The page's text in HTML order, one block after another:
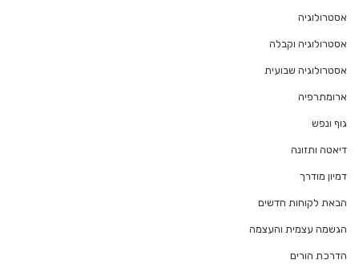
אסטרולוגיה
אסטרולוגיה וקבלה
אסטרולוגיה שבועית
ארומתרפיה
גוף ונפש
דיאטה ותזונה
דמיון מודרך
הבאת לקוחות חדשים
הגשמה עצמית והעצמה
הדרכת הורים